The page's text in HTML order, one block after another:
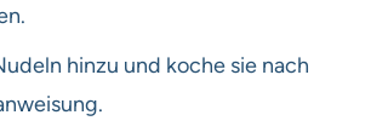
hinzu und koche sie nach